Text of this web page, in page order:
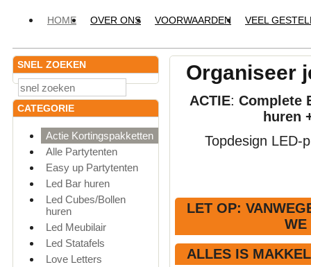
HOME OVER ONS VOORWAARDEN VEEL
SNEL ZOEKEN
CATEGORIE
Actie Kortingspakketten
Alle Partytenten
Easy up Partytenten
Led Bar huren
Led Cubes/Bollen
huren
Led Meubilair
Led Statafels
Love Letters
Organiseer
ACTIE: Complete
huren
Topdesign LED-
LET OP:
ALLES IS